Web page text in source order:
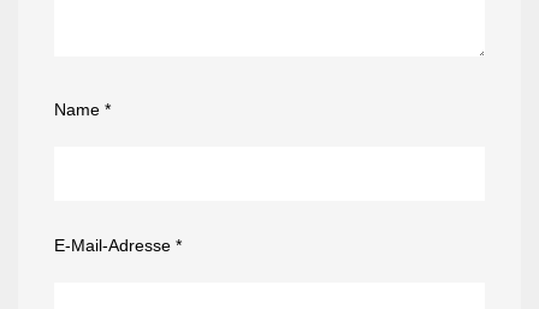
Name *
E-Mail-Adresse *